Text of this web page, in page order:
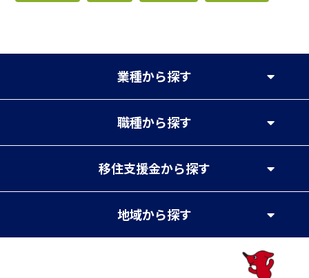
業種から探す
職種から探す
移住支援金から探す
地域から探す